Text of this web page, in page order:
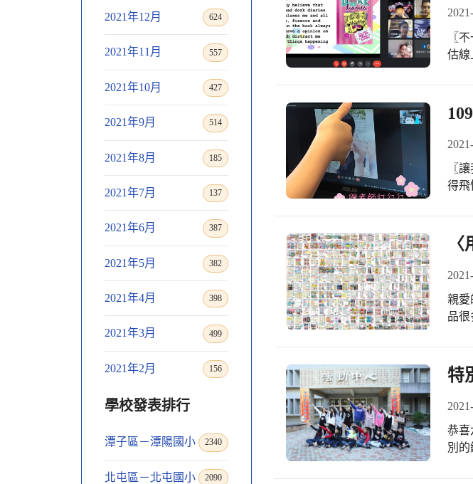
2021年12月 624
2021年11月 557
2021年10月 427
2021年9月 514
2021年8月 185
2021年7月 137
2021年6月 387
2021年5月 382
2021年4月 398
2021年3月 499
2021年2月 156
學校發表排行
潭子區－潭陽國小 2340
北屯區－北屯國小 2090
厚情
〖
估線
行
完成最特別的
能
〖
得飛
心叮嚀。 此時此刻，奇妙的心情卻
健
親愛的孩子們: 看到這份熟
品
號"
否
會先
謝！
特
恭喜
別